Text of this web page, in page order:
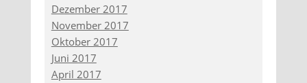
Dezember 2017
November 2017
Oktober 2017
Juni 2017
April 2017